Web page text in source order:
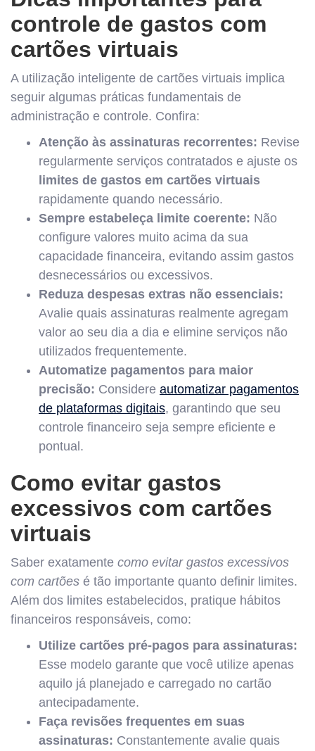
controle de gastos com
cartões virtuais
A utilização inteligente de cartões virtuais implica
seguir algumas práticas fundamentais de
administração e controle. Confira:
Atenção às assinaturas recorrentes: Revise
regularmente serviços contratados e ajuste os
limites de gastos em cartões virtuais
rapidamente quando necessário.
Sempre estabeleça limite coerente: Não
configure valores muito acima da sua
capacidade financeira, evitando assim gastos
desnecessários ou excessivos.
Reduza despesas extras não essenciais:
Avalie quais assinaturas realmente agregam
valor ao seu dia a dia e elimine serviços não
utilizados frequentemente.
Automatize pagamentos para maior
precisão: Considere automatizar pagamentos
de plataformas digitais, garantindo que seu
controle financeiro seja sempre eficiente e
pontual.
Como evitar gastos
excessivos com cartões
virtuais
Saber exatamente como evitar gastos excessivos
com cartões é tão importante quanto definir limites.
Além dos limites estabelecidos, pratique hábitos
financeiros responsáveis, como:
Utilize cartões pré-pagos para assinaturas:
Esse modelo garante que você utilize apenas
aquilo já planejado e carregado no cartão
antecipadamente.
Faça revisões frequentes em suas
assinaturas: Constantemente avalie quais